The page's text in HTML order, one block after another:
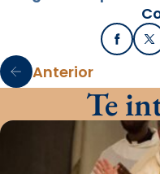
Anterior
Te